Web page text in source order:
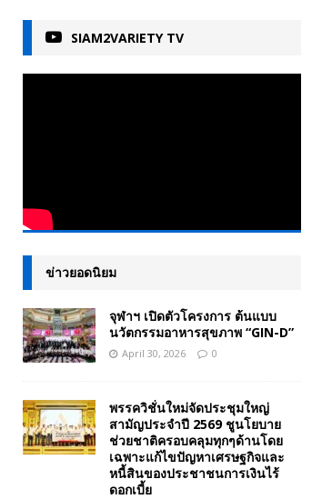
SIAM2VARIETY TV
ข่าวยอดนิยม
จุฬาฯ เปิดตัวโครงการ ต้นแบบ
นวัตกรรมอาหารสุขภาพ “GIN-D”
April 30, 2026 0
พรรควิชั่นใหม่จัดประชุมใหญ่
สามัญประจำปี 2569 ชูนโยบาย
ช่วยชาติครอบคลุมทุกๆด้านโดย
เฉพาะแก้ไขปัญหาเศรษฐกิจและ
หนี้สินของประชาชนการเงินไร้
ดอกเบี้ย